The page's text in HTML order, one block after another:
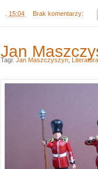
. 15:04 Brak komentarzy:
Jan
Tagi: Jan Maszczyszyn Literatura